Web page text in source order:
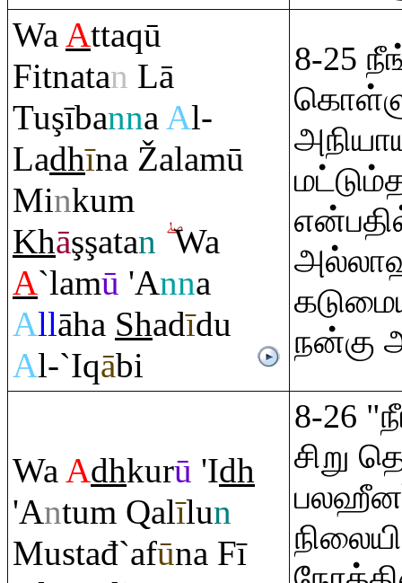
WaAttaqū
Fitnatan Lā
TuşībannaAl-
Ladhīna Žalamū
Minkum
Khāşşatan Wa
A`lamū 'Anna
Allāha Shadīdu
Al-`Iqābi
8-25
நன்கு
WaAdhkurū 'Idh
'Antum Qalīlun
Mustađ`afūna Fī
8-26
சிறு